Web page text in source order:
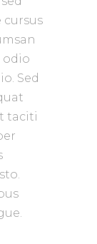
odio
Sed
taciti